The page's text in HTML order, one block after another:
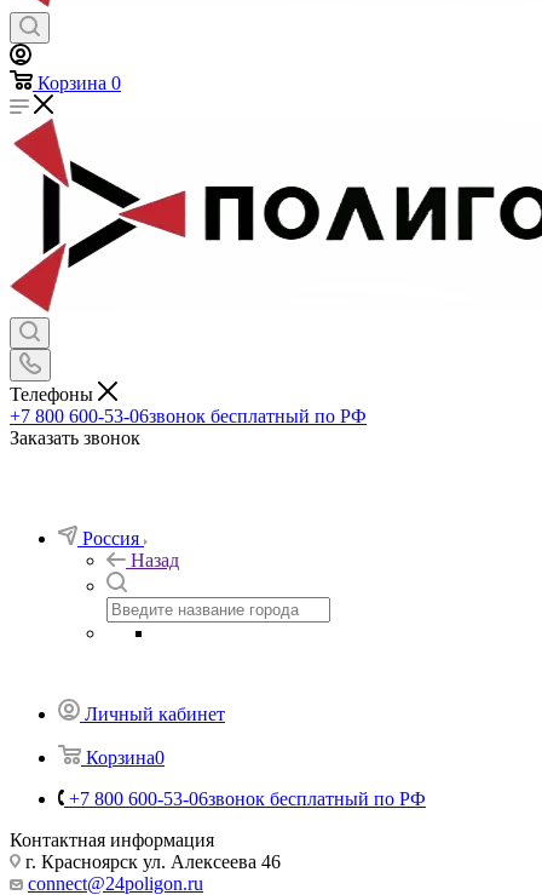
Корзина 0
Телефоны
+7 800 600-53-06звонок бесплатный по РФ
Заказать звонок
Россия
Назад
Личный кабинет
Корзина0
+7 800 600-53-06звонок бесплатный по РФ
Контактная информация
г. Красноярск ул. Алексеева 46
connect@24poligon.ru